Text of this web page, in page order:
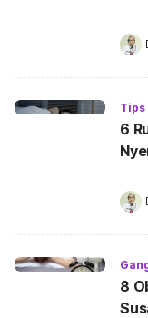
Tips
6
8